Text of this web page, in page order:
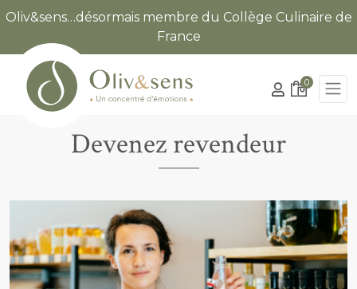
Oliv&sens…désormais membre du Collège Culinaire de
France
0
Devenez revendeur